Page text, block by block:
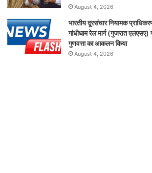
August 4, 2026
भारतीय दूरसंचार नियामक
गांधीधाम रेल मार्ग (गुजरात एलएसए)
गुणवत्ता का आकलन किया
August 4, 2026